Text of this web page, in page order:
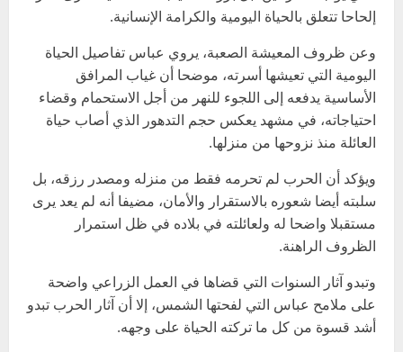
إلحاحا تتعلق بالحياة اليومية والكرامة الإنسانية.
وعن ظروف المعيشة الصعبة، يروي عباس تفاصيل الحياة
اليومية التي تعيشها أسرته، موضحا أن غياب المرافق
الأساسية يدفعه إلى اللجوء للنهر من أجل الاستحمام وقضاء
احتياجاته، في مشهد يعكس حجم التدهور الذي أصاب حياة
العائلة منذ نزوحها من منزلها.
ويؤكد أن الحرب لم تحرمه فقط من منزله ومصدر رزقه، بل
سلبته أيضا شعوره بالاستقرار والأمان، مضيفا أنه لم يعد يرى
مستقبلا واضحا له ولعائلته في بلاده في ظل استمرار
الظروف الراهنة.
وتبدو آثار السنوات التي قضاها في العمل الزراعي واضحة
على ملامح عباس التي لفحتها الشمس، إلا أن آثار الحرب تبدو
أشد قسوة من كل ما تركته الحياة على وجهه.